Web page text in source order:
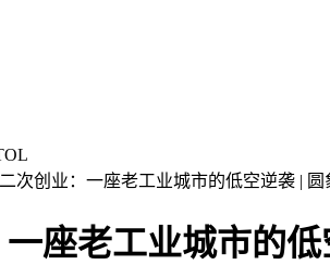
次创业：一座老工业城市的低空逆袭 | 圆
座老工业城市的